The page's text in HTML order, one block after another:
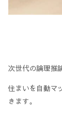
次世代の論理推
住まいを自動マ
きます。